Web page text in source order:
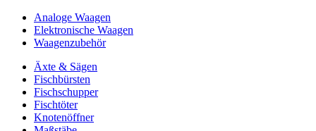
Analoge Waagen
Elektronische Waagen
Waagenzubehör
Äxte & Sägen
Fischbürsten
Fischschupper
Fischtöter
Knotenöffner